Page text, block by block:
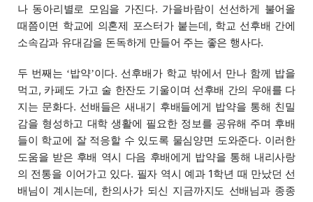
나 동아리별로 모임을 가진다. 가을바람이 선선하게 불어올
때쯤이면 학교에 의혼제 포스터가 붙는데, 학교 선후배 간에
소속감과 유대감을 돈독하게 만들어 주는 좋은 행사다.
두 번째는 ‘밥약’이다. 선후배가 학교 밖에서 만나 함께 밥을
먹고, 카페도 가고 술 한잔도 기울이며 선후배 간의 우애를 다
지는 문화다. 선배들은 새내기 후배들에게 밥약을 통해 친밀
감을 형성하고 대학 생활에 필요한 정보를 공유해 주며 후배
들이 학교에 잘 적응할 수 있도록 물심양면 도와준다. 이러한
도움을 받은 후배 역시 다음 후배에게 밥약을 통해 내리사랑
의 전통을 이어가고 있다. 필자 역시 예과 1학년 때 만났던 선
배님이 계시는데, 한의사가 되신 지금까지도 선배님과 종종